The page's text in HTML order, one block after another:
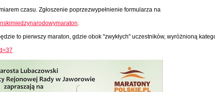
czasu. Zgłoszenie poprzezwypełnienie formularza na
.
to pierwszy maraton, gdzie obok "zwykłych" uczestników, wyróżnioną